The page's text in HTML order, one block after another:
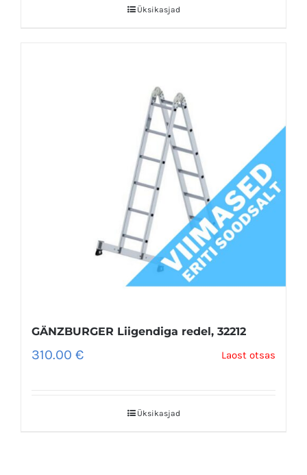
Üksikasjad
GÄNZBURGER Liigendiga redel, 32212
310.00 € Laost otsas
Üksikasjad